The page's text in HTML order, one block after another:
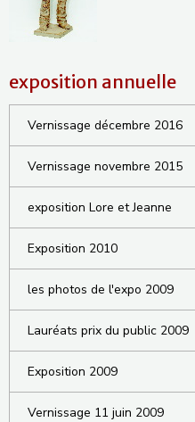
exposition annuelle
Vernissage décembre 2016
Vernissage novembre 2015
exposition Lore et Jeanne
Exposition 2010
les photos de l'expo 2009
Lauréats prix du public 2009
Exposition 2009
Vernissage 11 juin 2009